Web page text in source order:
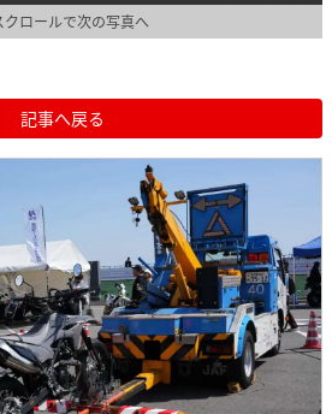
クロールで次の写真へ
記事へ戻る